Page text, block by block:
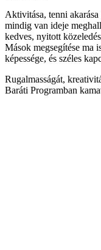
Aktivitása, tenni
mindig van ideje
kedves, nyitott
Mások megsegítése ma
képessége, és széles
Rugalmasságát,
Baráti Programban